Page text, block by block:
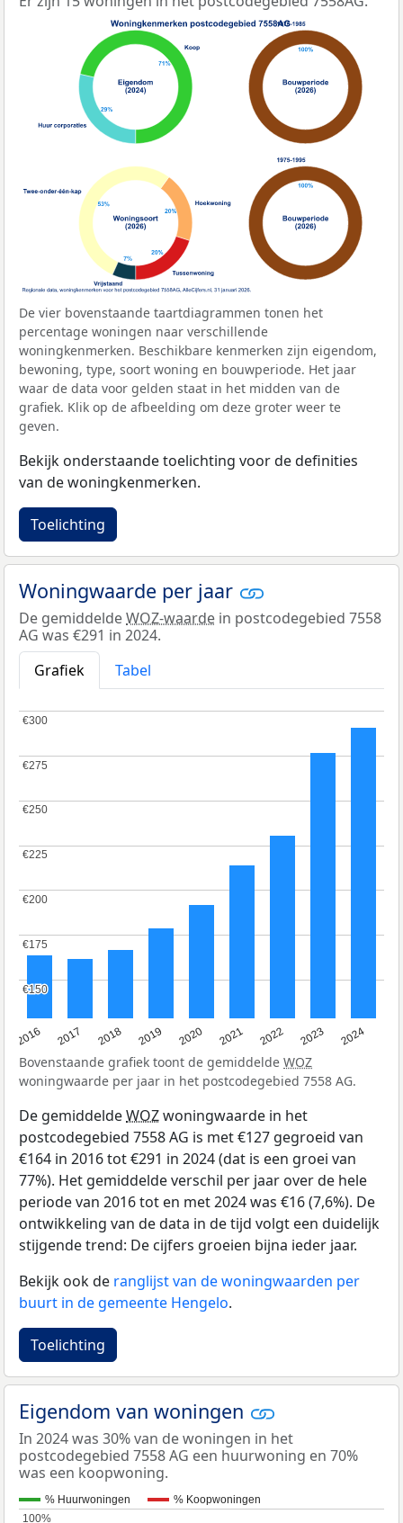
De vier bovenstaande taartdiagrammen tonen het
percentage woningen naar verschillende
woningkenmerken. Beschikbare kenmerken zijn eigendom,
bewoning, type, soort woning en bouwperiode. Het jaar
waar de data voor gelden staat in het midden van de
grafiek. Klik op de afbeelding om deze groter weer te
geven.
Bekijk onderstaande toelichting voor de definities
van de woningkenmerken.
Toelichting
Woningwaarde per jaar
De gemiddeldeWOZ-waarde in postcodegebied 7558
AG was €291 in 2024.
Grafiek
Tabel
2016 2017 2018 2019 2020 2021 2022 2023 2024
€150
€150
€175
€175
€200
€200
€225
€225
€250
€250
€275
€275
€300
€300
Bovenstaande grafiek toont de gemiddelde WOZ
woningwaarde per jaar in het postcodegebied 7558 AG.
De gemiddeldeWOZwoningwaarde in het
postcodegebied 7558 AG is met €127 gegroeid van
€164 in 2016 tot €291 in 2024 (dat is een groei van
77%). Het gemiddelde verschil per jaar over de hele
periode van 2016 tot en met 2024 was €16 (7,6%). De
ontwikkeling van de data in de tijd volgt een duidelijk
stijgende trend: De cijfers groeien bijna ieder jaar.
Bekijk ook de ranglijst van de woningwaarden per
buurt in de gemeente Hengelo.
Toelichting
Eigendom van woningen
In 2024 was 30% van de woningen in het
postcodegebied 7558 AG een huurwoning en 70%
was een koopwoning.
% Huurwoningen
% Koopwoningen
100%
100%